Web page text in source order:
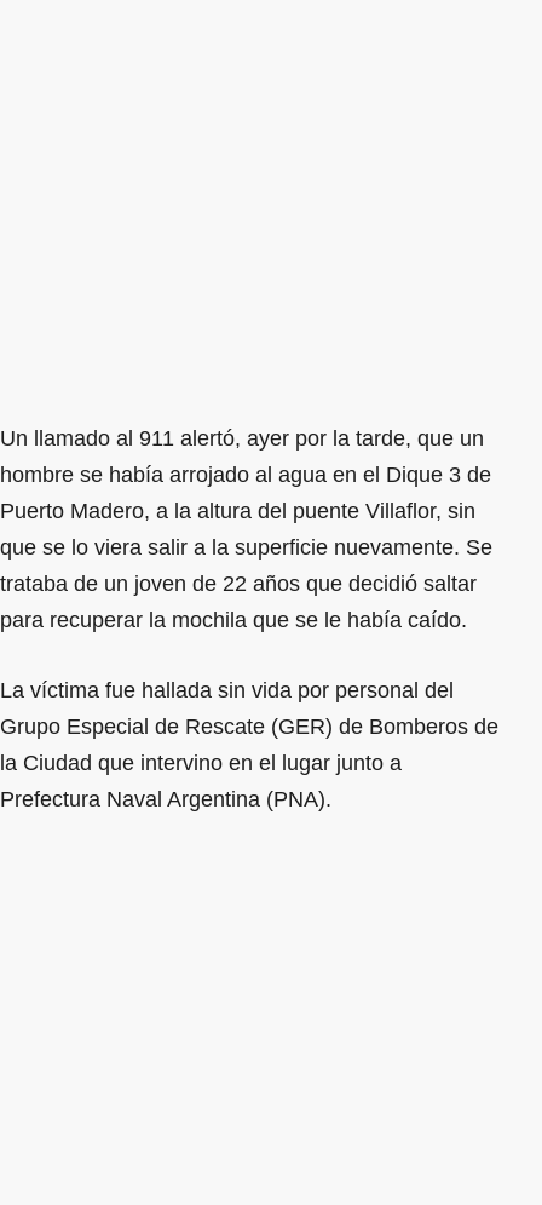
Un llamado al 911 alertó, ayer por la tarde, que un
hombre se había arrojado al agua en el Dique 3 de
Puerto Madero, a la altura del puente Villaflor, sin
que se lo viera salir a la superficie nuevamente. Se
trataba de un joven de 22 años que decidió saltar
para recuperar la mochila que se le había caído.
La víctima fue hallada sin vida por personal del
Grupo Especial de Rescate (GER) de Bomberos de
la Ciudad que intervino en el lugar junto a
Prefectura Naval Argentina (PNA).